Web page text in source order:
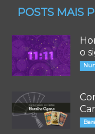
POSTS MAIS
o